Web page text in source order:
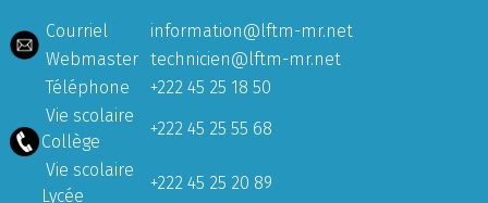
Courriel
information@lftm-mr.net
Webmaster technicien@lftm-mr.net
Téléphone
+222 45 25 18 50
Vie scolaire
Collège
+222 45 25 55 68
Vie scolaire
Lycée
+222 45 25 20 89